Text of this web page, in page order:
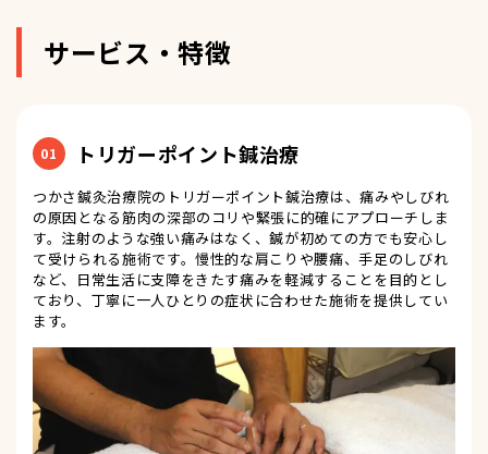
サービス・特徴
01 トリガーポイント鍼治療
つかさ鍼灸治療院のトリガーポイント鍼治療は、痛みやしびれ
の原因となる筋肉の深部のコリや緊張に的確にアプローチしま
す。注射のような強い痛みはなく、鍼が初めての方でも安心し
て受けられる施術です。慢性的な肩こりや腰痛、手足のしびれ
など、日常生活に支障をきたす痛みを軽減することを目的とし
ており、丁寧に一人ひとりの症状に合わせた施術を提供してい
ます。